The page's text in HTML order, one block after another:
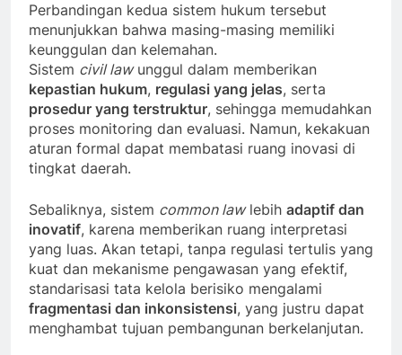
Perbandingan kedua sistem hukum tersebut
menunjukkan bahwa masing-masing memiliki
keunggulan dan kelemahan.
Sistem civil lawunggul dalam memberikan
kepastian hukum, regulasi yang jelas, serta
prosedur yang terstruktur, sehingga memudahkan
proses monitoring dan evaluasi. Namun, kekakuan
aturan formal dapat membatasi ruang inovasi di
tingkat daerah.
Sebaliknya, sistem common lawlebih adaptif dan
inovatif, karena memberikan ruang interpretasi
yang luas. Akan tetapi, tanpa regulasi tertulis yang
kuat dan mekanisme pengawasan yang efektif,
standarisasi tata kelola berisiko mengalami
fragmentasi dan inkonsistensi, yang justru dapat
menghambat tujuan pembangunan berkelanjutan.